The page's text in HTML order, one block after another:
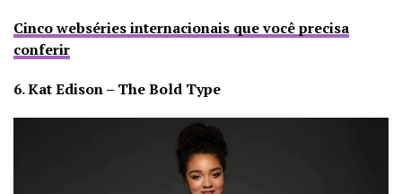
Cinco webséries internacionais que você precisa
conferir
6. Kat Edison – The Bold Type